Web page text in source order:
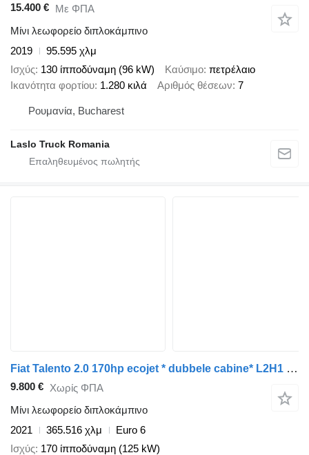
15.400 € Με ΦΠΑ
Μίνι λεωφορείο διπλοκάμπινο
2019
95.595 χλμ
Ισχύς 130 ίπποδύναμη (96 kW) Καύσιμο πετρέλαιο
Ικανότητα φορτίου 1.280 κιλά Αριθμός θέσεων 7
Ρουμανία, Bucharest
Laslo Truck Romania
Fiat Talento 2.0 170hp ecojet * dubbele cabine* L2H1 * A/c * NAVI
9.800 € Χωρίς ΦΠΑ
Μίνι λεωφορείο διπλοκάμπινο
2021
365.516 χλμ
Euro 6
Ισχύς 170 ίπποδύναμη (125 kW)